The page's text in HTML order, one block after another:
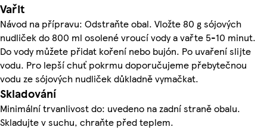
Vařit
Návod na přípravu: Odstraňte obal. Vložte 80 g sójových
nudliček do 800 ml osolené vroucí vody a vařte 5-10 minut.
Do vody můžete přidat koření nebo bujón. Po uvaření slijte
vodu. Pro lepší chuť pokrmu doporučujeme přebytečnou
vodu ze sójových nudliček důkladně vymačkat.
Skladování
Minimální trvanlivost do: uvedeno na zadní straně obalu.
Skladujte v suchu, chraňte před teplem.